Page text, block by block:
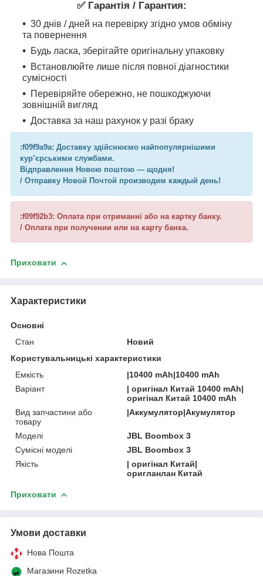
✅ Гарантія / Гарантия:
30 днів / дней на перевірку згідно умов обміну
та повернення
Будь ласка, зберігайте оригінальну упаковку
Встановлюйте лише після повної діагностики
сумісності
Перевіряйте обережно, не пошкоджуючи
зовнішній вигляд
Доставка за наш рахунок у разі браку
:f09f9a9a: Доставку здійснюємо найпопулярнішими
кур’єрськими службами.
Відправлення Новою поштою — щодня!
/ Отправку Новой Почтой производим каждый день!
:f09f92b3: Оплата при отриманні або на картку банку.
/ Оплата при получении или на карту банка.
Приховати
Характеристики
Основні
Стан
Новий
Користувальницькі характеристики
Емкість
|10400 mAh|10400 mAh
Варіант
| оригінал Китай 10400 mAh|
оригінал Китай 10400 mAh
Вид запчастини або
товару
|Аккумулятор|Акумулятор
Моделі
JBL Boombox 3
Сумісні моделі
JBL Boombox 3
Якість
| оригінал Китай|
оригланлан Китай
Приховати
Умови доставки
Нова Пошта
Магазини Rozetka